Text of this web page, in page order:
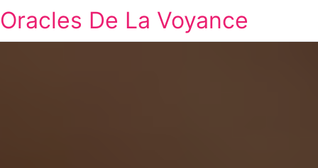
Oracles De La Voyance